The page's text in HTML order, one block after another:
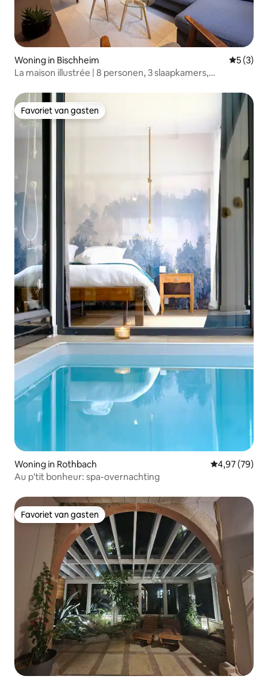
Woning in Bischheim
5 (3)
La maison illustrée | 8 personen, 3 slaapkamers,
Favoriet van gasten
Favoriet van gasten
Woning in Rothbach Gemiddelde
4,97 (79)
Au p'tit bonheur: spa-overnachting
Favoriet van gasten
Favoriet van gasten